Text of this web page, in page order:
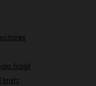
frágil
kraft